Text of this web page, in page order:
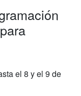
el 8 y el 9 de